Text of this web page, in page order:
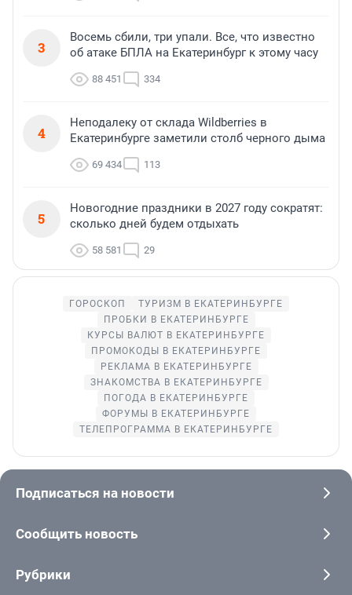
3
Восемь сбили, три упали. Все, что известно
об атаке БПЛА на Екатеринбург к этому часу
88 451 334
4
Неподалеку от склада Wildberries в
Екатеринбурге заметили столб черного дыма
69 434 113
5
Новогодние праздники в 2027 году сократят:
сколько дней будем отдыхать
58 581 29
ГОРОСКОП
ТУРИЗМ В ЕКАТЕРИНБУРГЕ
ПРОБКИ В ЕКАТЕРИНБУРГЕ
КУРСЫ ВАЛЮТ В ЕКАТЕРИНБУРГЕ
ПРОМОКОДЫ В ЕКАТЕРИНБУРГЕ
РЕКЛАМА В ЕКАТЕРИНБУРГЕ
ЗНАКОМСТВА В ЕКАТЕРИНБУРГЕ
ПОГОДА В ЕКАТЕРИНБУРГЕ
ФОРУМЫ В ЕКАТЕРИНБУРГЕ
ТЕЛЕПРОГРАММА В ЕКАТЕРИНБУРГЕ
Подписаться на новости
Сообщить новость
Рубрики